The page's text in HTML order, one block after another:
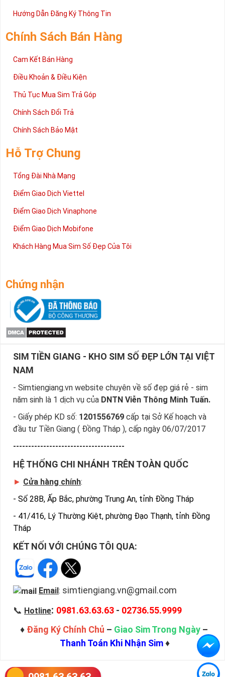
2 đang được rất nhiều khách hàng tin tưởng lựa chọn trên thị
cấp trong bài viết này sẽ giúp bạn hiểu rõ ý nghĩa và các bước đặt
mua sim số tại Sim Tiền Giang nhanh chóng nhất.
Chúc quý khách tìm được chiếc sim Tứ quý 2 như ý!
Hướng Dẫn Đăng Ký Thông Tin
Chính Sách Bán Hàng
Cam Kết Bán Hàng
Điều Khoản & Điều Kiện
Thủ Tục Mua Sim Trả Góp
Chính Sách Đổi Trả
Chính Sách Bảo Mật
Hỗ Trợ Chung
Tổng Đài Nhà Mạng
Điểm Giao Dịch Viettel
Điểm Giao Dịch Vinaphone
Điểm Giao Dịch Mobifone
Khách Hàng Mua Sim Số Đẹp Của Tôi
Chứng nhận
SIM TIỀN GIANG - KHO SIM SỐ ĐẸP LỚN TẠI VIỆT
NAM
- Simtiengiang.vn website chuyên về số đẹp giá rẻ - sim
năm sinh là 1 dịch vụ của DNTN Viễn Thông Minh Tuấn.
- Giấy phép KD số: 1201556769 cấp tại Sở Kế hoạch và
đầu tư Tiền Giang ( Đồng Tháp ), cấp ngày 06/07/2017
-------------------------------------
HỆ THỐNG CHI NHÁNH TRÊN TOÀN QUỐC
► Cửa hàng chính:
- Số 28B, Ấp Bắc, phường Trung An, tỉnh Đồng Tháp
- 41/416, Lý Thường Kiệt, phường Đạo Thạnh, tỉnh Đồng
Tháp
KẾT NỐI VỚI CHÚNG TÔI QUA:
Email : simtiengiang.vn@gmail.com
📞 Hotline: 0981.63.63.63 - 02736.55.9999
♦ Đăng Ký Chính Chủ – Giao Sim Trong Ngày –
Thanh Toán Khi Nhận Sim♦